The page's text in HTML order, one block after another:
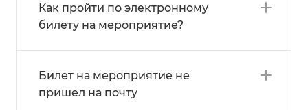
Как пройти по электронному
билету на мероприятие?
Билет на мероприятие не
пришел на почту